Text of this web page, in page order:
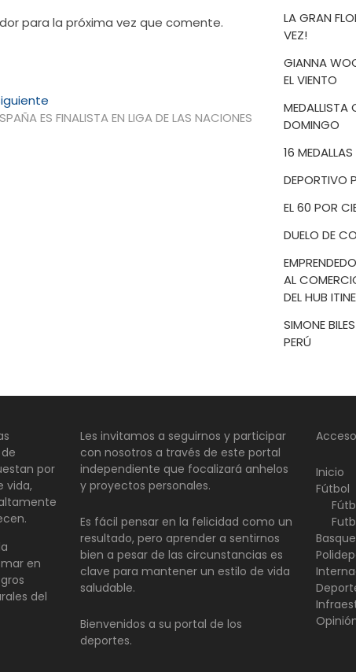
para la próxima vez que comente.
siguiente:
ES FINALISTA EN LIGA DE LAS NACIONES
LA GRAN
VEZ!
GIANNA
EL VIENTO
MEDALLISTA
DOMINGO
16
DEPORTIVO
EL 60 POR
DUELO DE
AL
DEL HUB
SIMONE
PERÚ
por
vida,
en
del
Les invitamos a seguirnos y participar
con nosotros a través de este portal
independiente que focalizará anhelos
y proyectos personales.
Es fácil pensar en la felicidad como un
resultado, pero aprender a sentirnos
bien a pesar de las circunstancias es
clave para mantener un estilo de vida
saludable.
Bienvenidos a su portal de los
deportes.
Inicio
Fútbol